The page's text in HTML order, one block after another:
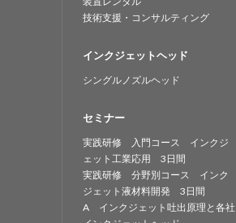
技術支援・コンサルティング
インクジェットヘッド
シングルノズルヘッド
セミナー
実践研修 入門コース インクジ
ェット工業応用 3日間
実践研修 分野別コース インク
ジェット液材料開発 3日間
A インクジェット吐出原理と各社